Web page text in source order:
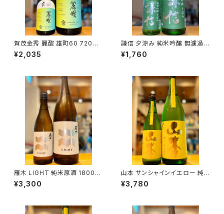
賀茂金秀 麗酸 雄町60 720ml
１本（金光酒造・広島県東広島市
黒瀬町）
¥2,035
謙信 夕涼み 純米吟醸 無濾過生
720ml１本（池田屋酒造・新潟
県糸魚川市新鉄）
¥1,760
雁木 LIGHT 純米原酒 1800ml
１本（八百新酒造・山口県岩国市
今津町）
¥3,300
山本 サンシャインイエロー 純
米吟醸 1800ml１本（山本酒造・
秋田県山本郡八峰町）
¥3,780